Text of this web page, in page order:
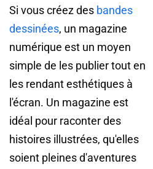
Si vous créez des bandes
dessinées, un magazine
numérique est un moyen
simple de les publier tout en
les rendant esthétiques à
l'écran. Un magazine est
idéal pour raconter des
histoires illustrées, qu'elles
soient pleines d'aventures